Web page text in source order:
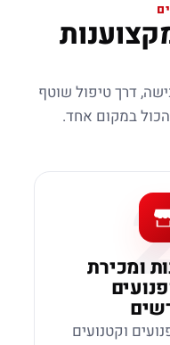
דרך טיפול שוטף
הכול במקום אחד.
ומכירת
וקטנועים